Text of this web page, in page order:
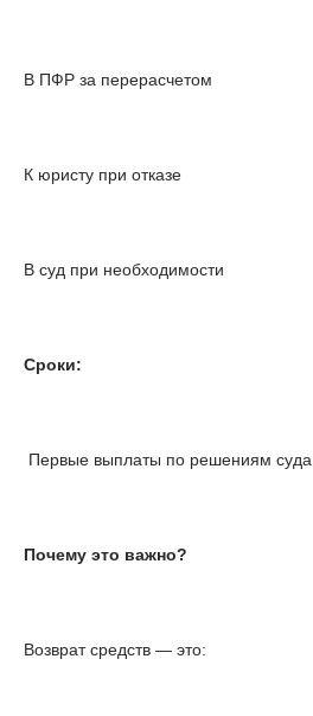
В ПФР за перерасчетом
К юристу при отказе
В суд при необходимости
Сроки:
Первые выплаты по решениям суда
Почему это важно?
Возврат средств — это: